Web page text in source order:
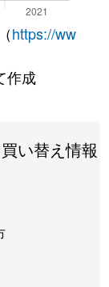
https://ww
作成
い替え情報